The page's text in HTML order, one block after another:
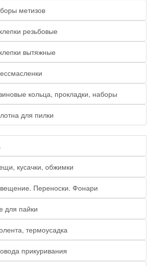
метизов
резьбовые
вытяжные
кольца, прокладки, наборы
для пилки
кусачки, обжимки
Переноски. Фонари
для пайки
термоусадка
прикуривания